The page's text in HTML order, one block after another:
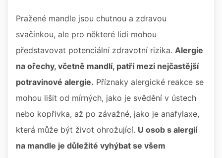
Pražené mandle jsou chutnou a zdravou
svačinkou, ale pro některé lidi mohou
představovat potenciální zdravotní rizika. Alergie
na ořechy, včetně mandlí, patří mezi nejčastější
potravinové alergie. Příznaky alergické reakce se
mohou lišit od mírných, jako je svědění v ústech
nebo kopřivka, až po závažné, jako je anafylaxe,
která může být život ohrožující. U osob s alergií
na mandle je důležité vyhýbat se všem